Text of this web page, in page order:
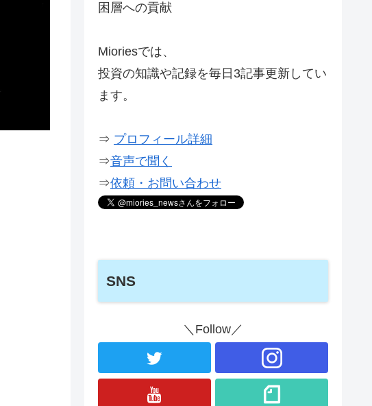
困層への貢献
Mioriesでは、
投資の知識や記録を毎日3記事更新してい
ます。
⇒ プロフィール詳細
⇒音声で聞く
⇒依頼・お問い合わせ
SNS
＼Follow／